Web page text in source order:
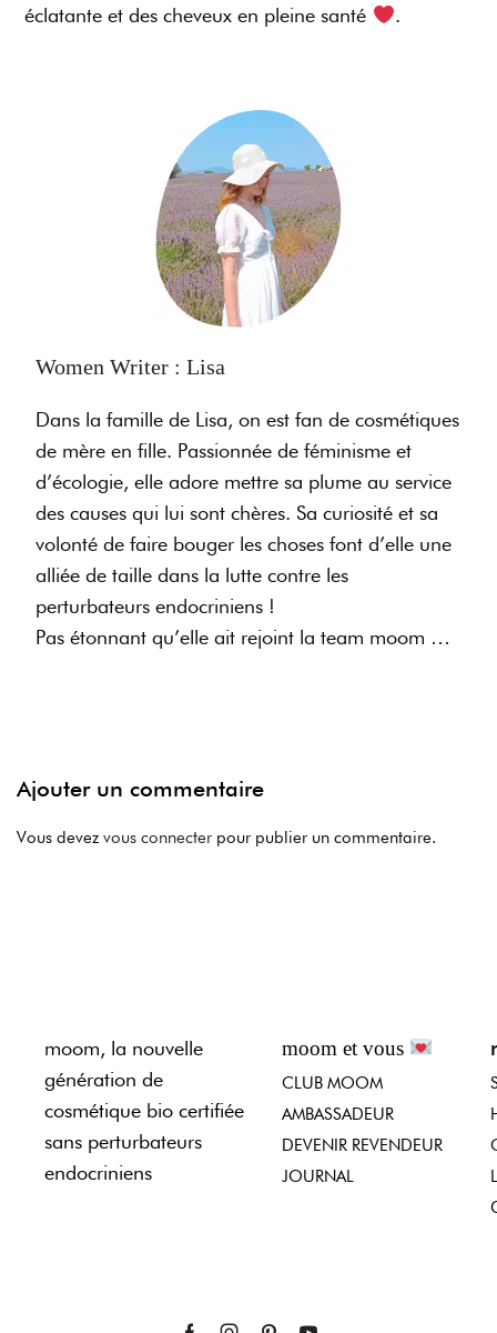
éclatante et des cheveux en pleine santé
.
Women Writer : Lisa
Dans la famille de Lisa, on est fan de cosmétiques
de mère en fille. Passionnée de féminisme et
d’écologie, elle adore mettre sa plume au service
des causes qui lui sont chères. Sa curiosité et sa
volonté de faire bouger les choses font d’elle une
alliée de taille dans la lutte contre les
perturbateurs endocriniens !
Pas étonnant qu’elle ait rejoint la team moom …
Ajouter un commentaire
Vous devez vous connecter pour publier un commentaire.
moom, la nouvelle
génération de
cosmétique bio certifiée
sans perturbateurs
endocriniens
moom et vous
CLUB MOOM
AMBASSADEUR
DEVENIR REVENDEUR
JOURNAL